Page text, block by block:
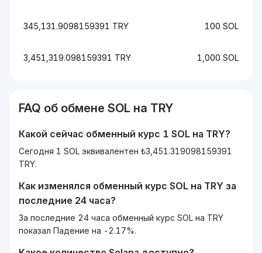
345,131.9098159391 TRY 100 SOL
3,451,319.098159391 TRY 1,000 SOL
FAQ об обмене SOL на TRY
Какой сейчас обменный курс 1 SOL на TRY?
Сегодня 1 SOL эквивалентен ₺3,451.319098159391
TRY.
Как изменялся обменный курс SOL на TRY за
последние 24 часа?
За последние 24 часа обменный курс SOL на TRY
показал Падение на -2.17%.